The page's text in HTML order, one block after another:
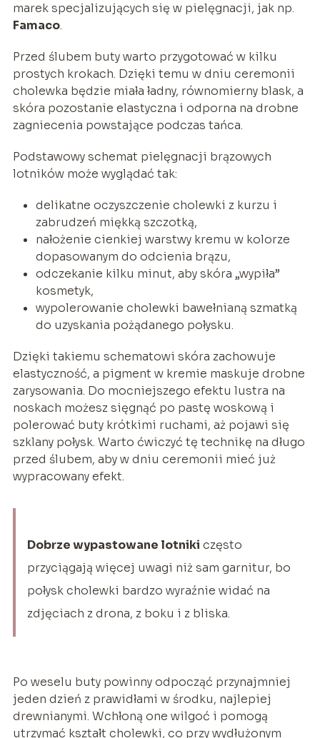
marek specjalizujących się w pielęgnacji, jak np.
Famaco.
Przed ślubem buty warto przygotować w kilku
prostych krokach. Dzięki temu w dniu ceremonii
cholewka będzie miała ładny, równomierny blask, a
skóra pozostanie elastyczna i odporna na drobne
zagniecenia powstające podczas tańca.
Podstawowy schemat pielęgnacji brązowych
lotników może wyglądać tak:
delikatne oczyszczenie cholewki z kurzu i
zabrudzeń miękką szczotką,
nałożenie cienkiej warstwy kremu w kolorze
dopasowanym do odcienia brązu,
odczekanie kilku minut, aby skóra „wypiła”
kosmetyk,
wypolerowanie cholewki bawełnianą szmatką
do uzyskania pożądanego połysku.
Dzięki takiemu schematowi skóra zachowuje
elastyczność, a pigment w kremie maskuje drobne
zarysowania. Do mocniejszego efektu lustra na
noskach możesz sięgnąć po pastę woskową i
polerować buty krótkimi ruchami, aż pojawi się
szklany połysk. Warto ćwiczyć tę technikę na długo
przed ślubem, aby w dniu ceremonii mieć już
wypracowany efekt.
Dobrze wypastowane lotniki często
przyciągają więcej uwagi niż sam garnitur, bo
połysk cholewki bardzo wyraźnie widać na
zdjęciach z drona, z boku i z bliska.
Po weselu buty powinny odpocząć przynajmniej
jeden dzień z prawidłami w środku, najlepiej
drewnianymi. Wchłoną one wilgoć i pomogą
utrzymać kształt cholewki, co przy wydłużonym